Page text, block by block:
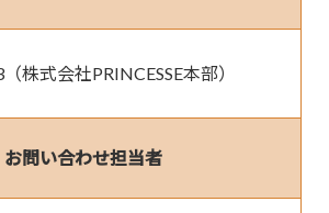
株式会社PRINCESSE本部）
お問い合わせ担当者